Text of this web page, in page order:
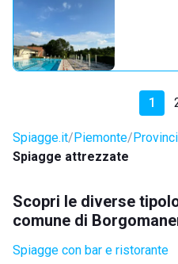
1
Spiagge.it Piemonte
Spiagge attrezzate
Scopri le diverse
comune di
Spiagge con bar e ristorante